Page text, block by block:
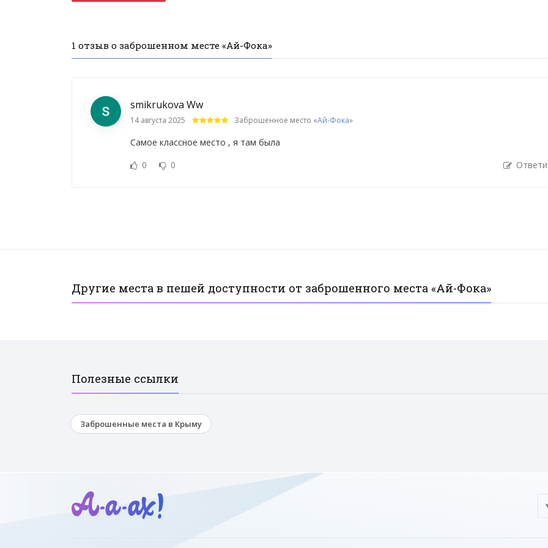
1 отзыв о заброшенном месте «Ай-Фока»
smikrukova Ww
14 августа 2025 Заброшенное место «Ай-Фока»
Самое классное место , я там была
0
0
Другие места в пешей доступности от заброшенного места «Ай-Фока»
Полезные ссылки
Заброшенные места в Крыму